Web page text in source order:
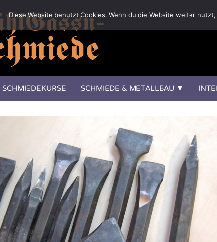
SCHMIEDEKURSE SCHMIEDE & METALLBAU
Diese Website benutzt Cookies. Wenn du die Website weiter